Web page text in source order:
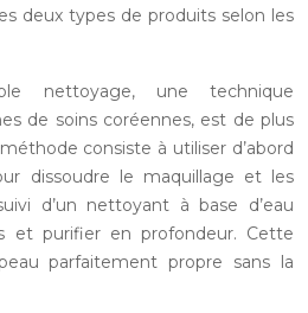
deux types de produits selon les
nettoyage, une technique
de soins coréennes, est de plus
consiste à utiliser d’abord
dissoudre le maquillage et les
d’un nettoyant à base d’eau
et purifier en profondeur. Cette
parfaitement propre sans la